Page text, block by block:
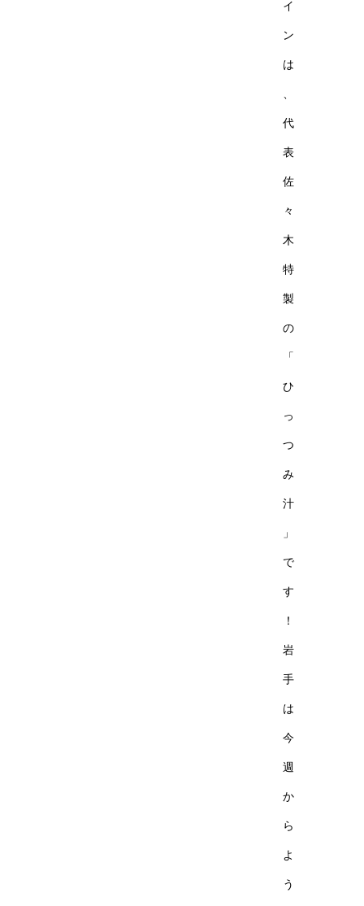
イ
ン
は
代
表
佐
々
木
特
製
の
「
ひ
っ
つ
み
汁
」
で
す
！
岩
手
は
今
週
か
ら
よ
う